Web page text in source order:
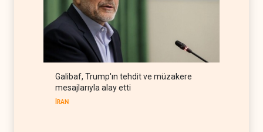
Galibaf, Trump'ın tehdit ve müzakere
mesajlarıyla alay etti
İRAN